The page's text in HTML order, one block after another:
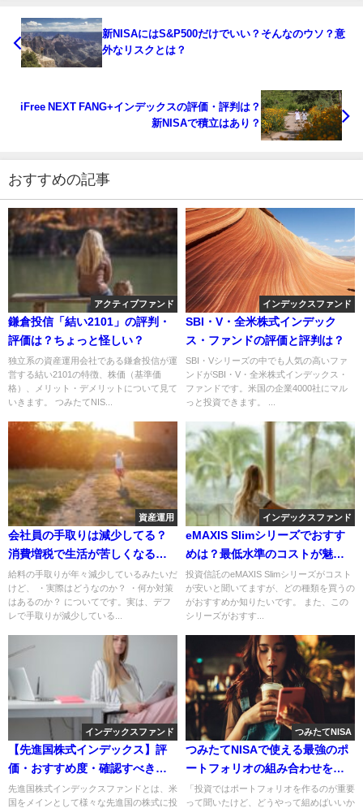
新NISAにはS&P500だけでいい？そんなのウソ？意
外なリスクとは？
iFree NEXT FANG+インデックスの評価・評判は？
新NISAで積立はあり？
おすすめの記事
アクティブファンド
鎌倉投信「結い2101」の評判・
評価は？ちょっと怪しい？
独立系の資産運用会社である鎌倉投信が運
営する結い2101の特徴、株価（基準価
格）、メリット・デメリットについて見て
いきます。 つみたてNIS...
インデックスファンド
SBI・V・全米株式インデック
ス・ファンドの評価と評判は？
SBI・Vシリーズの中でも人気の高いファ
ンドがSBI・V・全米株式インデックス・
ファンドです。米国の企業4000社にマル
っと投資できます。 ...
資産運用
会社員の手取りは減少してる？
消費増税で生活が苦しくなるな
か対策は？
給料の手取りが年々減少しているみたいだ
けど、 ・実際はどうなのか？ ・何か対策
はあるのか？ についてです。実は、デフ
レで手取りが減少している...
インデックスファンド
eMAXIS Slimシリーズでおすす
めは？最低水準のコストが魅
力！2023最新
投資信託のeMAXIS Slimシリーズがコスト
が安いと聞いてますが、どの種類を買うの
がおすすめか知りたいです。 また、この
シリーズがおすす...
インデックスファンド
【先進国株式インデックス】評
価・おすすめ度・確認すべきポ
イント！
先進国株式インデックスファンドとは、米
国をメインとして様々な先進国の株式に投
つみたてNISA
つみたてNISAで使える最強のポ
ートフォリオの組み合わせを紹
介
「投資ではポートフォリオを作るのが重要
って聞いたけど、どうやって組めばいいか